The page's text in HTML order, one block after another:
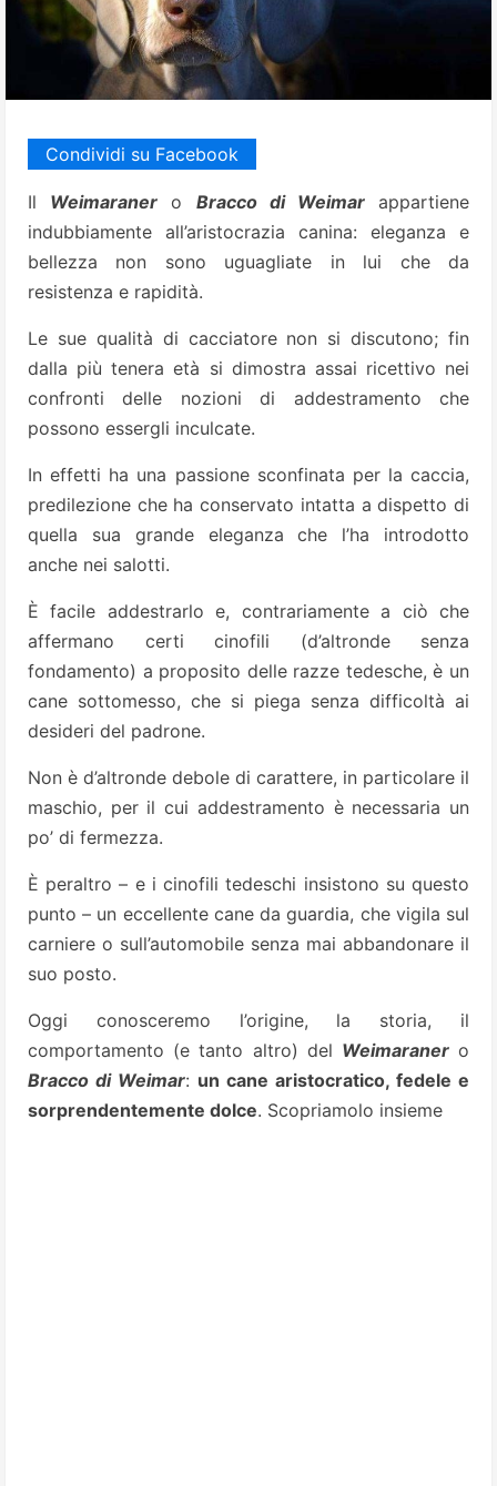
Condividi su Facebook
Il Weimaraner o Bracco di Weimarappartiene
indubbiamente all’aristocrazia canina: eleganza e
bellezza non sono uguagliate in lui che da
resistenza e rapidità.
Le sue qualità di cacciatore non si discutono; fin
dalla più tenera età si dimostra assai ricettivo nei
confronti delle nozioni di addestramento che
possono essergli inculcate.
In effetti ha una passione sconfinata per la caccia,
predilezione che ha conservato intatta a dispetto di
quella sua grande eleganza che l’ha introdotto
anche nei salotti.
È facile addestrarlo e, contrariamente a ciò che
affermano certi cinofili (d’altronde senza
fondamento) a proposito delle razze tedesche, è un
cane sottomesso, che si piega senza difficoltà ai
desideri del padrone.
Non è d’altronde debole di carattere, in particolare il
maschio, per il cui addestramento è necessaria un
po’ di fermezza.
È peraltro – e i cinofili tedeschi insistono su questo
punto – un eccellente cane da guardia, che vigila sul
carniere o sull’automobile senza mai abbandonare il
suo posto.
Oggi conosceremo l’origine, la storia, il
comportamento (e tanto altro) del Weimaranero
Bracco di Weimar: un cane aristocratico, fedele e
sorprendentemente dolce. Scopriamolo insieme